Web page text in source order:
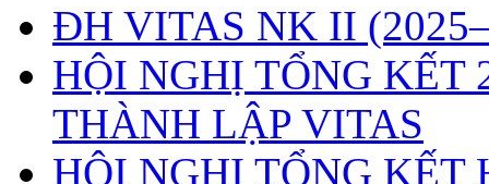
ĐH VITAS NK II
HỘI NGHỊ TỔNG
THÀNH LẬP VITAS
HỘI NGHỊ TỔNG KẾT